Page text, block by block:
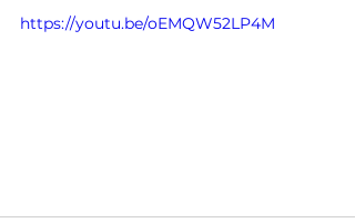
https://youtu.be/oEMQW52LP4M